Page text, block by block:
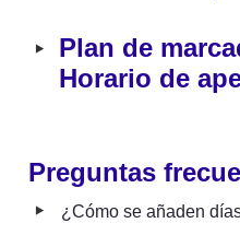
‣ Plan de
Horario de
Preguntas
‣ ¿Cómo se añaden